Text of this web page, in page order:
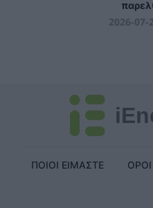
2026-07-
ΠΟΙΟΙ ΕΙΜΑΣΤΕ